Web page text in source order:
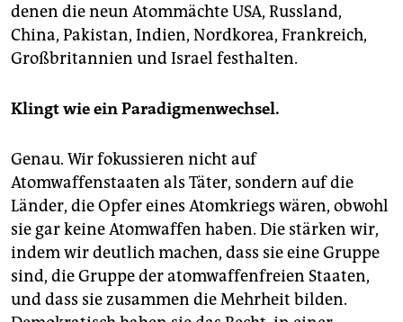
denen die neun Atommächte USA, Russland,
China, Pakistan, Indien, Nordkorea, Frankreich,
Großbritannien und Israel festhalten.
Klingt wie ein Paradigmenwechsel.
Genau. Wir fokussieren nicht auf
Atomwaffenstaaten als Täter, sondern auf die
Länder, die Opfer eines Atomkriegs wären, obwohl
sie gar keine Atomwaffen haben. Die stärken wir,
indem wir deutlich machen, dass sie eine Gruppe
sind, die Gruppe der atomwaffenfreien Staaten,
und dass sie zusammen die Mehrheit bilden.